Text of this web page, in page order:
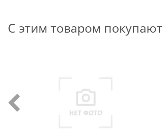
С этим товаром покупают